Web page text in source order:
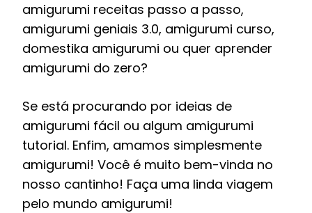
amigurumi receitas passo a passo,
amigurumi geniais 3.0, amigurumi curso,
domestika amigurumi ou quer aprender
amigurumi do zero?
Se está procurando por ideias de
amigurumi fácil ou algum amigurumi
tutorial. Enfim, amamos simplesmente
amigurumi! Você é muito bem-vinda no
nosso cantinho! Faça uma linda viagem
pelo mundo amigurumi!